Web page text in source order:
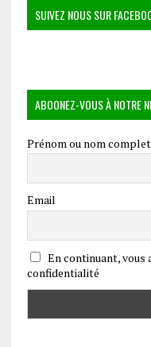
SUIVEZ NOUS SUR
ABOONEZ-VOUS À NOTRE
Prénom ou nom complet
Email
En continuant, vous
confidentialité